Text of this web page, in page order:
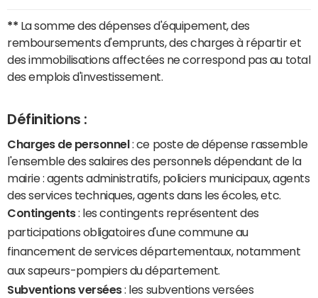
** La somme des dépenses d'équipement, des
remboursements d'emprunts, des charges à répartir et
des immobilisations affectées ne correspond pas au total
des emplois d'investissement.
Définitions :
Charges de personnel : ce poste de dépense rassemble
l'ensemble des salaires des personnels dépendant de la
mairie : agents administratifs, policiers municipaux, agents
des services techniques, agents dans les écoles, etc.
Contingents: les contingents représentent des
participations obligatoires d'une commune au
financement de services départementaux, notamment
aux sapeurs-pompiers du département.
Subventions versées: les subventions versées